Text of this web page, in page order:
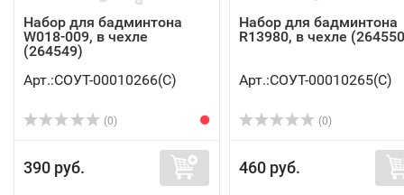
Набор для бадминтона
W018-009, в чехле
(264549)
Арт.:СОУТ-00010266(C)
(0)
390 руб.
Набор для бадминтона
R13980, в чехле
Арт.:СОУТ-00010265(C)
(0)
460 руб.